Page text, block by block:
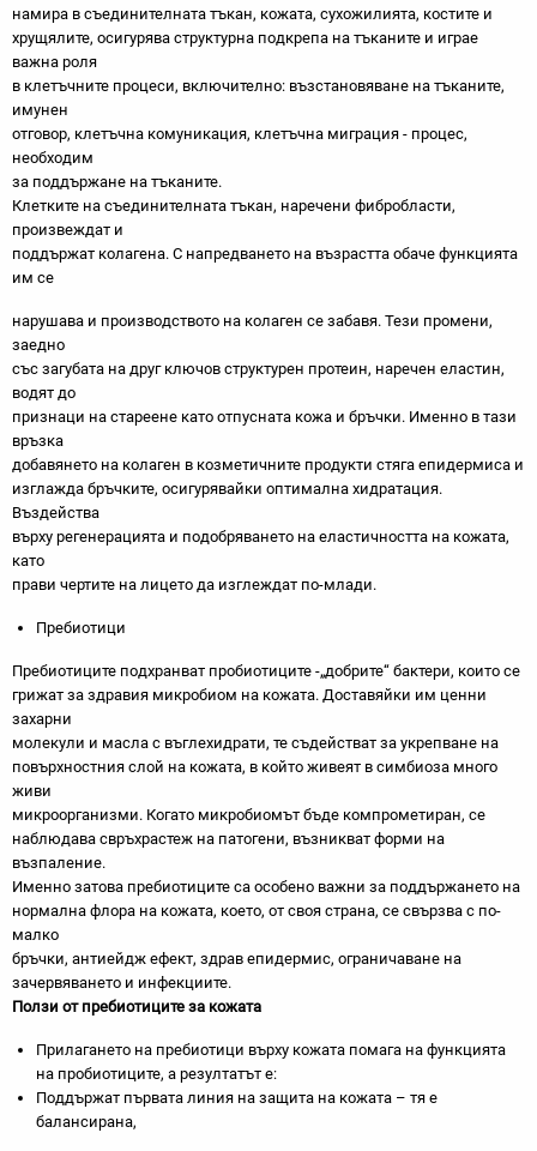
намира в съединителната тъкан, кожата, сухожилията, костите и
хрущялите, осигурява структурна подкрепа на тъканите и играе
важна роля
в клетъчните процеси, включително: възстановяване на тъканите,
имунен
отговор, клетъчна комуникация, клетъчна миграция - процес,
необходим
за поддържане на тъканите.
Клетките на съединителната тъкан, наречени фибробласти,
произвеждат и
поддържат колагена. С напредването на възрастта обаче функцията
им се
нарушава и производството на колаген се забавя. Тези промени,
заедно
със загубата на друг ключов структурен протеин, наречен еластин,
водят до
признаци на стареене като отпусната кожа и бръчки. Именно в тази
връзка
добавянето на колаген в козметичните продукти стяга епидермиса и
изглажда бръчките, осигурявайки оптимална хидратация.
Въздейства
върху регенерацията и подобряването на еластичността на кожата,
като
прави чертите на лицето да изглеждат по-млади.
Пребиотици
Пребиотиците подхранват пробиотиците -„добрите“ бактери, които се
грижат за здравия микробиом на кожата. Доставяйки им ценни
захарни
молекули и масла с въглехидрати, те съдействат за укрепване на
повърхностния слой на кожата, в който живеят в симбиоза много
живи
микроорганизми. Когато микробиомът бъде компрометиран, се
наблюдава свръхрастеж на патогени, възникват форми на
възпаление.
Именно затова пребиотиците са особено важни за поддържането на
нормална флора на кожата, което, от своя страна, се свързва с по-
малко
бръчки, антиейдж ефект, здрав епидермис, ограничаване на
зачервяването и инфекциите.
Ползи от пребиотиците за кожата
Прилагането на пребиотици върху кожата помага на функцията
на пробиотиците, а резултатът е:
Поддържат първата линия на защита на кожата – тя е
балансирана,